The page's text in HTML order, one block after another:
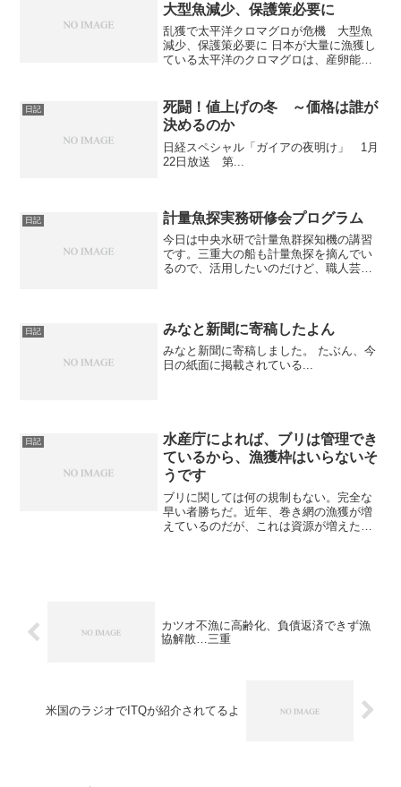
大型魚減少、保護策必要に
乱獲で太平洋クロマグロが危機 大型魚
減少、保護策必要に 日本が大量に漁獲し
ている太平洋のクロマグロは、産卵能力
俊雄准教授らが１１日までにまとめた。
大型の魚の乱獲が進んだ...
日記
死闘！値上げの冬 ～価格は誰が
決めるのか
日経スペシャル「ガイアの夜明け」 1月
22日放送 第...
日記 計量魚探実務研修会プログラム
今日は中央水研で計量魚群探知機の講習
です。三重大の船も計量魚探を摘んでい
るので、活用したいのだけど、職人芸的
もに、講習会で勉強をして...
日記 みなと新聞に寄稿したよん
みなと新聞に寄稿しました。 たぶん、今
日の紙面に掲載されている...
日記
水産庁によれば、ブリは管理でき
ているから、漁獲枠はいらないそ
うです
ブリに関しては何の規制もない。完全な
早い者勝ちだ。近年、巻き網の漁獲が増
えているのだが、これは資源が増えたわ
カツオ不漁に高齢化、負債返済できず漁
協解散…三重
米国のラジオでITQが紹介されてるよ